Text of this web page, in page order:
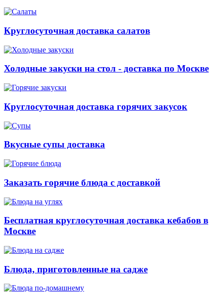
Круглосуточная доставка салатов
Холодные закуски на стол - доставка по Москве
Круглосуточная доставка горячих закусок
Вкусные супы доставка
Заказать горячие блюда с доставкой
Бесплатная круглосуточная доставка кебабов в
Москве
Блюда, приготовленные на садже